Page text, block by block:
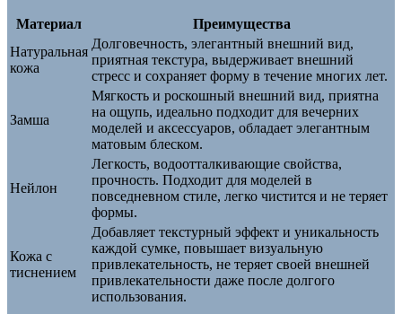
Материал
Преимущества
Натуральная
кожа
Долговечность, элегантный внешний вид,
приятная текстура, выдерживает внешний
стресс и сохраняет форму в течение многих лет.
Замша
Мягкость и роскошный внешний вид, приятна
на ощупь, идеально подходит для вечерних
моделей и аксессуаров, обладает элегантным
матовым блеском.
Нейлон
Легкость, водоотталкивающие свойства,
прочность. Подходит для моделей в
повседневном стиле, легко чистится и не теряет
формы.
Кожа с
тиснением
Добавляет текстурный эффект и уникальность
каждой сумке, повышает визуальную
привлекательность, не теряет своей внешней
привлекательности даже после долгого
использования.